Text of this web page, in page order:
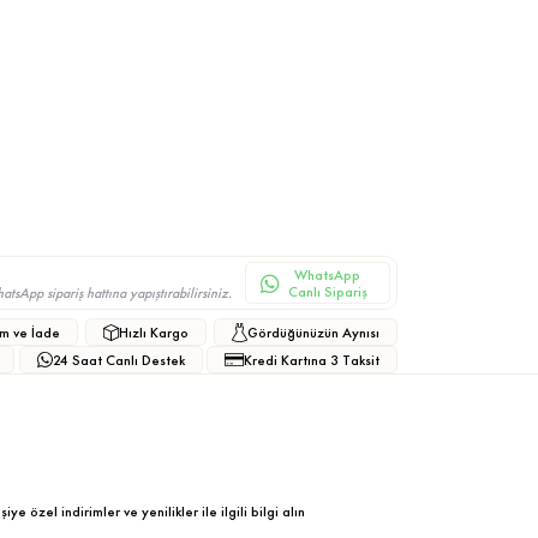
sipariş hattına yapıştırabilirsiniz.
WhatsApp
Canlı Sipariş
ve İade Hızlı Kargo
Gördüğünüzün Aynısı
24 Saat Canlı Destek
Kredi Kartına 3 Taksit
özel indirimler ve yenilikler ile ilgili bilgi alın